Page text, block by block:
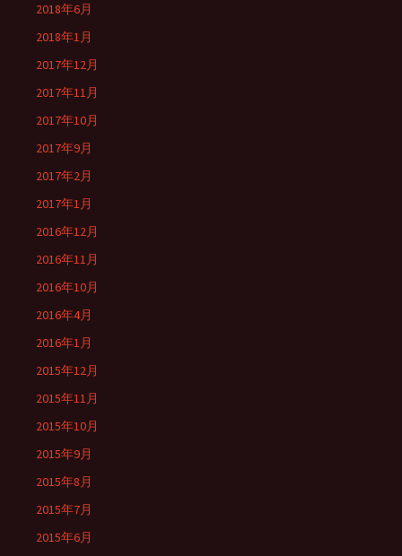
2018年6月
2018年1月
2017年12月
2017年11月
2017年10月
2017年9月
2017年2月
2017年1月
2016年12月
2016年11月
2016年10月
2016年4月
2016年1月
2015年12月
2015年11月
2015年10月
2015年9月
2015年8月
2015年7月
2015年6月